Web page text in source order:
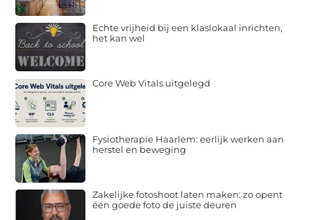
Echte vrijheid bij een klaslokaal inrichten,
het kan wel
Core Web Vitals uitgelegd
Fysiotherapie Haarlem: eerlijk werken aan
herstel en beweging
Zakelijke fotoshoot laten maken: zo opent
één goede foto de juiste deuren